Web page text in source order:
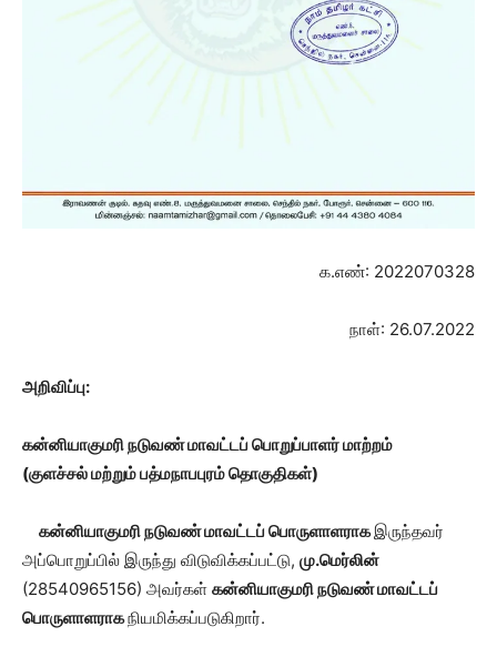
க.எண்: 2022070328
நாள்: 26.07.2022
அறிவிப்பு:
கன்னியாகுமரி நடுவண் மாவட்டப் பொறுப்பாளர் மாற்றம்
(குளச்சல் மற்றும் பத்மநாபபுரம் தொகுதிகள்)
கன்னியாகுமரி நடுவண் மாவட்டப் பொருளாளராகஇருந்தவர்
அப்பொறுப்பில் இருந்து விடுவிக்கப்பட்டு, மு.மெர்லின்
(28540965156) அவர்கள் கன்னியாகுமரி நடுவண் மாவட்டப்
பொருளாளராகநியமிக்கப்படுகிறார்.